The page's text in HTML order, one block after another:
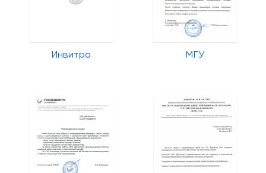
Инвитро МГУ